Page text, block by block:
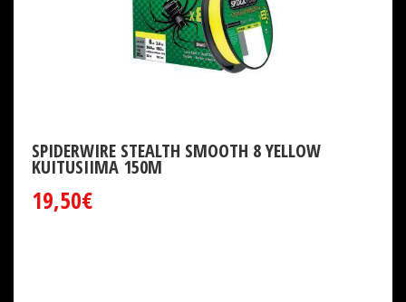
SPIDERWIRE STEALTH SMOOTH 8 YELLOW
KUITUSIIMA 150M
19,50€